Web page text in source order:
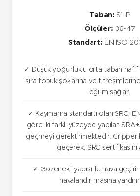
Taban: S1-P
Ölçüler: 36-47
Standart: EN ISO
✓ Düşük yoğunluklu orta taban hafif
sıra topuk şoklarına ve
eğilim sağlar.
✓ Kaymama standartı olan SRC,
göre iki farklı yüzeyde yapılan
geçmeyi gerektirmektedir. Gripper
geçerek, SRC sertifikasını
✓ Gözenekli yapısı ile hava geçirir
havalandırılmasına